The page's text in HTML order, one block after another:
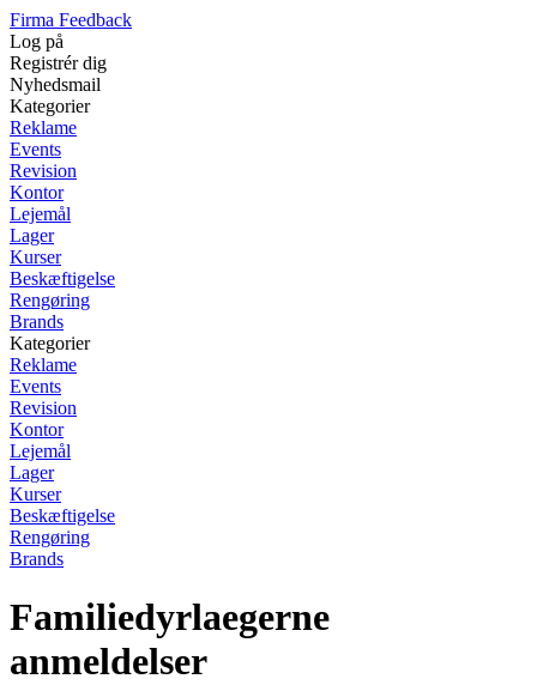
Firma Feedback
Log på
Registrér dig
Nyhedsmail
Kategorier
Reklame
Events
Revision
Kontor
Lejemål
Lager
Kurser
Beskæftigelse
Rengøring
Brands
Kategorier
Reklame
Events
Revision
Kontor
Lejemål
Lager
Kurser
Beskæftigelse
Rengøring
Brands
Familiedyrlaegerne
anmeldelser